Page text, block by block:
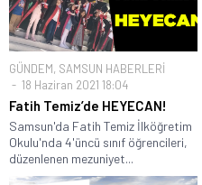
GÜNDEM, SAMSUN HABERLERİ
18 Haziran 2021 18:04
Fatih Temiz’de HEYECAN!
Samsun'da Fatih Temiz İlköğretim
Okulu'nda 4'üncü sınıf öğrencileri,
düzenlenen mezuniyet...